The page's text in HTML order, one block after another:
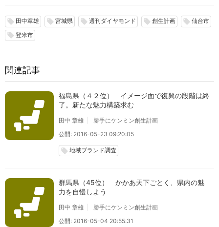
local_offer 田中章雄 local_offer 宮城県 local_offer 週刊ダイヤモンド local_offer 創生計画 local_offer 仙台市
local_offer 登米市
関連記事
福島県（４２位） イメージ面で復興の段階は終
了。新たな魅力構築求む
田中 章雄
勝手にケンミン創生計画
公開: 2016-05-23 09:20:05
local_offer 地域ブランド調査
群馬県（45位） かかあ天下ごとく、県内の魅
力を自慢しよう
田中 章雄
勝手にケンミン創生計画
公開: 2016-05-04 20:55:31